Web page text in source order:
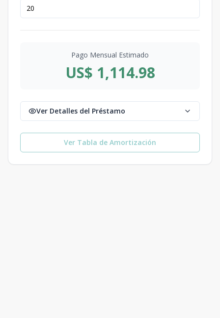
Pago Mensual Estimado
US$ 1,114.98
Ver Detalles del Préstamo
Ver Tabla de Amortización